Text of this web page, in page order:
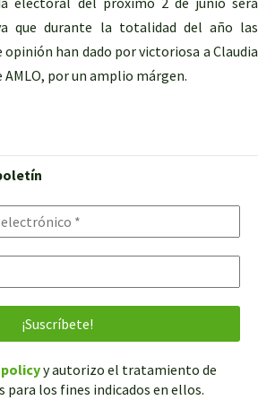
que durante la totalidad del año las
han dado por victoriosa a Claudia
AMLO, por un amplio márgen.
y autorizo el tratamiento de
para los fines indicados en ellos.